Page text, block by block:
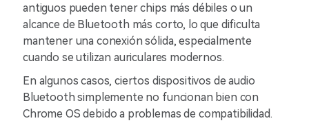
antiguos pueden tener chips más débiles o un
alcance de Bluetooth más corto, lo que dificulta
mantener una conexión sólida, especialmente
cuando se utilizan auriculares modernos.
En algunos casos, ciertos dispositivos de audio
Bluetooth simplemente no funcionan bien con
Chrome OS debido a problemas de compatibilidad.